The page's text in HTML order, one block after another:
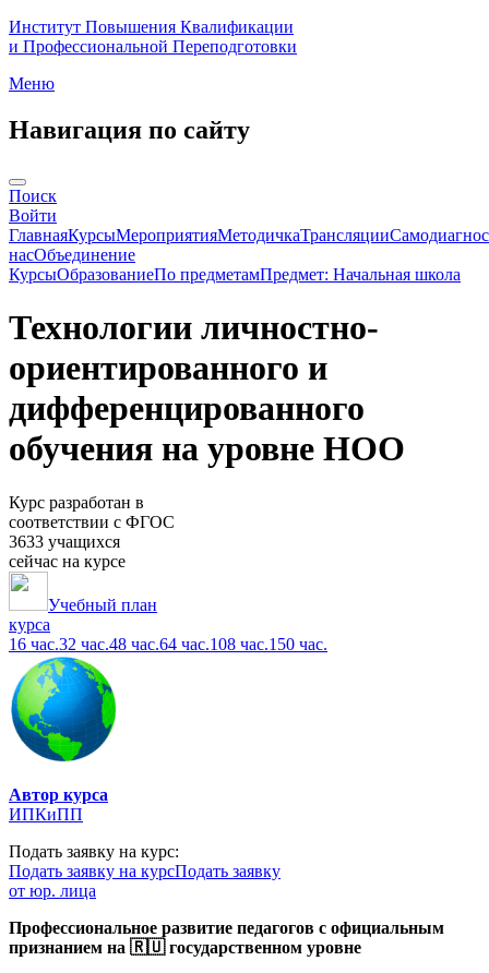
Институт Повышения Квалификации
и Профессиональной Переподготовки
Меню
Навигация по сайту
Поиск
Войти
ГлавнаяКурсыМероприятияМетодичкаТрансляции
насОбъединение
КурсыОбразованиеПо предметамПредмет: Начальная школа
Технологии личностно-
ориентированного и
дифференцированного
обучения на уровне НОО
Курс разработан в
соответствии с ФГОС
3633 учащихся
сейчас на курсе
Учебный план
курса
16 час.32 час.48 час.64 час.108 час.150 час.
Автор курса
ИПКиПП
Подать заявку на курс:
Подать заявку на курсПодать заявку
от юр. лица
Профессиональное развитие педагогов с официальным
признанием на 🇷🇺 государственном уровне